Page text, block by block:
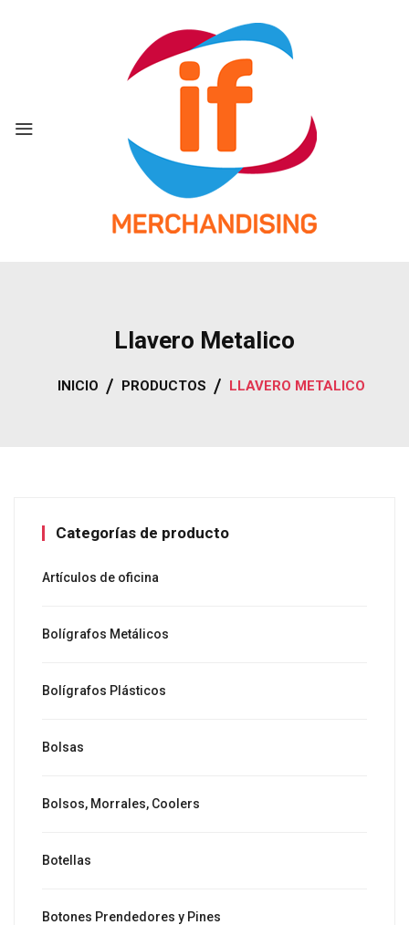
Llavero Metalico
INICIO PRODUCTOS LLAVERO METALICO
Categorías de producto
Artículos de oficina
Bolígrafos Metálicos
Bolígrafos Plásticos
Bolsas
Bolsos, Morrales, Coolers
Botellas
Botones Prendedores y Pines